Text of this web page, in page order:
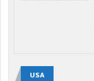
USA